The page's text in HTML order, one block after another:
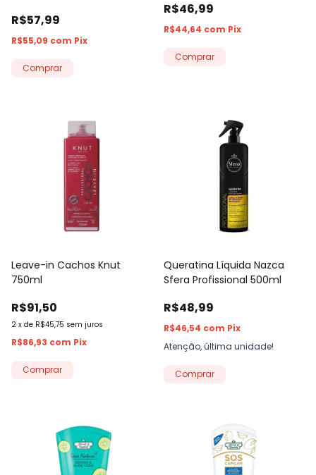
R$57,99
R$55,09 com Pix
R$46,99
R$44,64 com Pix
Leave-in Cachos Knut
750ml
R$91,50
2 x de R$45,75 sem juros
R$86,93 com Pix
Queratina Líquida Nazca
Sfera Profissional 500ml
R$48,99
R$46,54 com Pix
Atenção, última unidade!